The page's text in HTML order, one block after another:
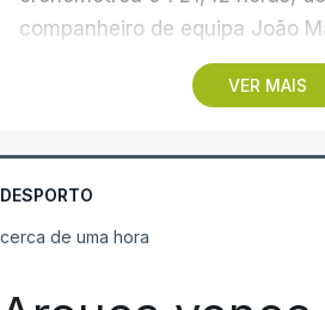
VER MAIS
companheiro de equipa João
Contte, da Aviludo-Louletano-
terceira posições,
No domingo, a quarta etapa
primeira chegada em alto, à
Estrela, a 1.961 metros de
após um trajeto de 154,6
DESPORTO
cerca de uma hora